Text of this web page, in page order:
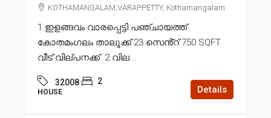
KOTHAMANGALAM,VARAPPETTY, Kothamangalam
1.ഇളങ്ങവം വാരപ്പെട്ടി പഞ്ചായത്ത്
കോതമംഗലം താലൂക്ക് 23 സെൻ്റ് 750 SQFT
വീട് വില്പനക്ക്. 2.വില...
32008 2
HOUSE Details